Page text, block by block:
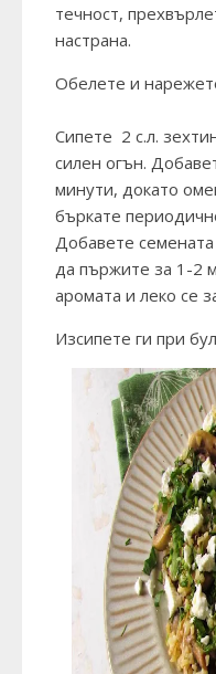
течност,
настрана.
Обелете и
Сипете 2 с.л.
силен огън.
минути, докато
бъркате
Добавете
да пържите за 1-2
аромата и леко се
Изсипете ги при